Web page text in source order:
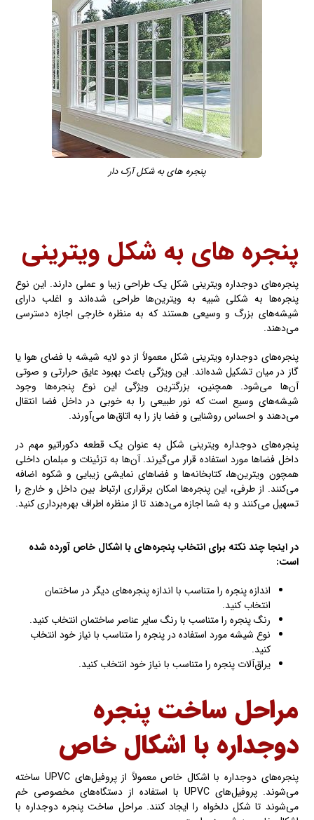
پنجره های به شکل آرک دار
پنجره های به شکلویترینی
پنجره‌های دوجداره ویترینی شکل یک طراحی زیبا و عملی دارند. این نوع
پنجره‌ها به شکلی شبیه به ویترین‌ها طراحی شده‌اند و اغلب دارای
شیشه‌های بزرگ و وسیعی هستند که به منظره خارجی اجازه دسترسی
می‌دهند.
پنجره‌های دوجداره ویترینی شکل معمولاً از دو لایه شیشه با فضای هوا یا
گاز در میان تشکیل شده‌اند. این ویژگی باعث بهبود عایق حرارتی و صوتی
آن‌ها می‌شود. همچنین، بزرگترین ویژگی این نوع پنجره‌ها وجود
شیشه‌های وسیع است که نور طبیعی را به خوبی در داخل فضا انتقال
می‌دهند و احساس روشنایی و فضا باز را به اتاق‌ها می‌آورند.
پنجره‌های دوجداره ویترینی شکل به عنوان یک قطعه دکوراتیو مهم در
داخل فضاها مورد استفاده قرار می‌گیرند. آن‌ها به تزئینات و مبلمان داخلی
همچون ویترین‌ها، کتابخانه‌ها و فضاهای نمایشی زیبایی و شکوه اضافه
می‌کنند. از طرفی، این پنجره‌ها امکان برقراری ارتباط بین داخل و خارج را
تسهیل می‌کنند و به شما اجازه می‌دهند تا از منظره اطراف بهره‌برداری کنید.
در اینجا چند نکته برای انتخاب پنجره‌های با اشکال خاص آورده شده
است:
اندازه پنجره را متناسب با اندازه پنجره‌های دیگر در ساختمان
انتخاب کنید.
رنگ پنجره را متناسب با رنگ سایر عناصر ساختمان انتخاب کنید.
نوع شیشه مورد استفاده در پنجره را متناسب با نیاز خود انتخاب
کنید.
یراق‌آلات پنجره را متناسب با نیاز خود انتخاب کنید.
مراحل ساخت پنجره
دوجداره با اشکال خاص
پنجره‌های دوجداره با اشکال خاص معمولاً از پروفیل‌های UPVC ساخته
می‌شوند. پروفیل‌های UPVC با استفاده از دستگاه‌های مخصوصی خم
می‌شوند تا شکل دلخواه را ایجاد کنند. مراحل ساخت پنجره دوجداره با